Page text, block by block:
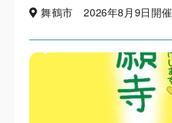
舞鶴市 2026年8月9日開催